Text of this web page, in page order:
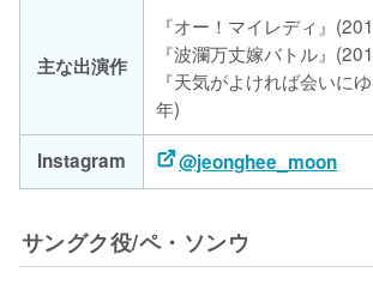
主な出演作
『オー！マイレディ』
『波瀾万丈嫁バトル』
『天気がよければ会いに
年)
Instagram
@jeonghee_moon
サングク役/ペ・ソンウ